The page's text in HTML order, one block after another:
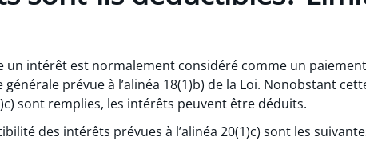
intérêt est normalement considéré comme un
prévue à l’alinéa 18(1)b) de la Loi. Nonobstant
sont remplies, les intérêts peuvent être déduits.
des intérêts prévues à l’alinéa 20(1)c) sont les